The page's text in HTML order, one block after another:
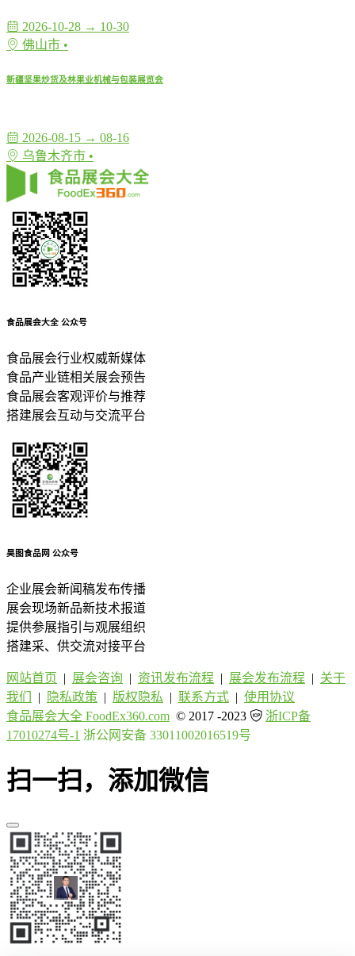
2026-10-28 → 10-30
佛山市 •
新疆坚果炒货及林果业机械与包装展览会
2026-08-15 → 08-16
乌鲁木齐市 •
食品展会大全 公众号
食品展会行业权威新媒体
食品产业链相关展会预告
食品展会客观评价与推荐
搭建展会互动与交流平台
昊图食品网 公众号
企业展会新闻稿发布传播
展会现场新品新技术报道
提供参展指引与观展组织
搭建采、供交流对接平台
网站首页 | 展会咨询 | 资讯发布流程 | 展会发布流程 | 关于
我们
| 隐私政策 | 版权隐私 | 联系方式 | 使用协议
食品展会大全 FoodEx360.com © 2017 -2023
浙ICP备
17010274号-1 浙公网安备 33011002016519号
扫一扫，添加微信